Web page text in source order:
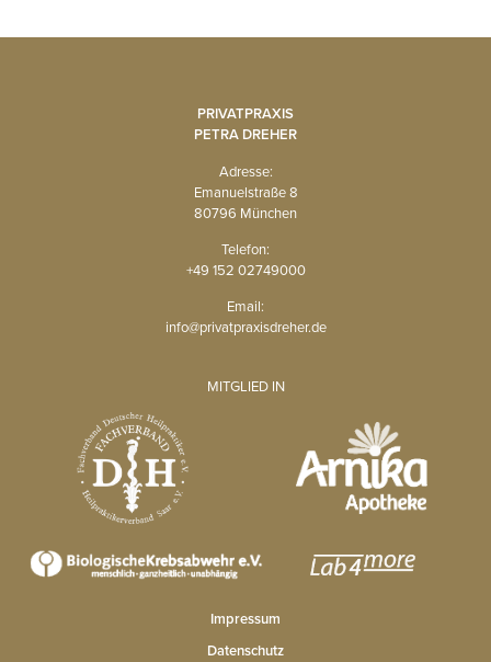
PRIVATPRAXIS
PETRA DREHER
Adresse:
Emanuelstraße 8
80796 München
Telefon:
+49 152 02749000
Email:
info@privatpraxisdreher.de
MITGLIED IN
Impressum
Datenschutz